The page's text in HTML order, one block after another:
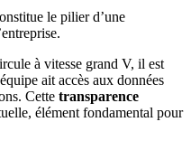
le pilier d’une
à vitesse grand V, il est
ait accès aux données
Cette transparence
élément fondamental pour